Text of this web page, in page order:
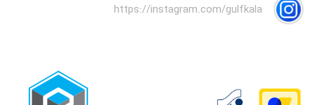
https://instagram.com/gulfkala